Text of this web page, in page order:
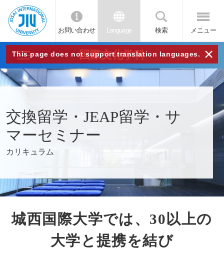
JIU
城西
国際
大学
お問い合わせ Language 検索 メニュー
This page does not support translation languages. ×
国際文化学科
交換留学・JEAP留学・サ
マーセミナー
カリキュラム
城西国際大学では、30以上の
大学と提携を結び